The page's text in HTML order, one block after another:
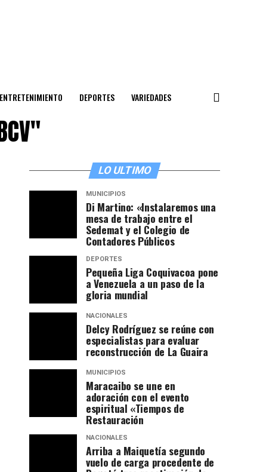
ENTRETENIMIENTO DEPORTES VARIEDADES
LO ULTIMO
MUNICIPIOS
Di Martino: «Instalaremos una
mesa de trabajo entre el
Sedemat y el Colegio de
Contadores Públicos
DEPORTES
Pequeña Liga Coquivacoa pone
a Venezuela a un paso de la
gloria mundial
NACIONALES
Delcy Rodríguez se reúne con
especialistas para evaluar
reconstrucción de La Guaira
MUNICIPIOS
Maracaibo se une en
adoración con el evento
espiritual «Tiempos de
Restauración
NACIONALES
Arriba a Maiquetía segundo
vuelo de carga procedente de